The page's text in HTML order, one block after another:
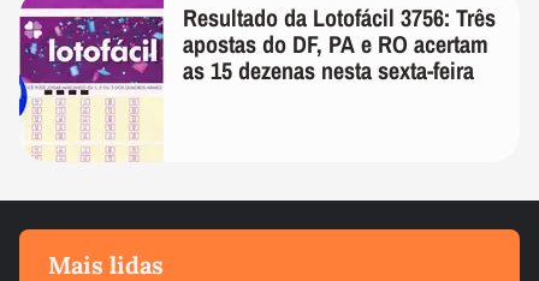
Resultado da Lotofácil 3756: Três
apostas do DF, PA e RO acertam
as 15 dezenas nesta sexta-feira
Mais lidas